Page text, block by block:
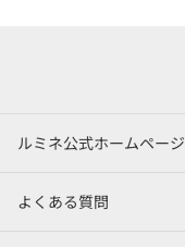
ルミネ公式ホームページ
よくある質問